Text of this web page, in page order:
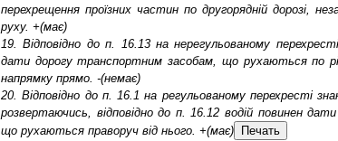
перехрещення проїзних частин по другорядній дорозі,
руху. +(має)
19. Відповідно до п. 16.13 на нерегульованому
дати дорогу транспортним засобам, що рухаються по
напрямку прямо. -(немає)
20. Відповідно до п. 16.1 на регульованому перехресті
розвертаючись, відповідно до п. 16.12 водій повинен
що рухаються праворуч від нього. +(має)
Печать